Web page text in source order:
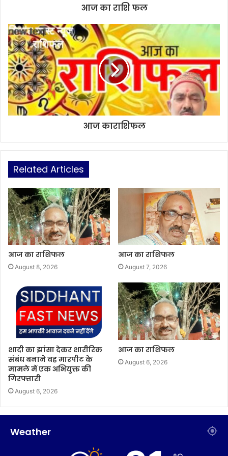
आज का राशि फल
आज काराशिफल
Related Articles
आज का राशिफल
August 8, 2026
आज का राशिफल
August 7, 2026
शादी का झांसा देकर शारीरिक
संबंध बनाने वह मारपीट के
मामले में एक अभियुक्त की
गिरफ्तारी
August 6, 2026
आज का राशिफल
August 6, 2026
Weather